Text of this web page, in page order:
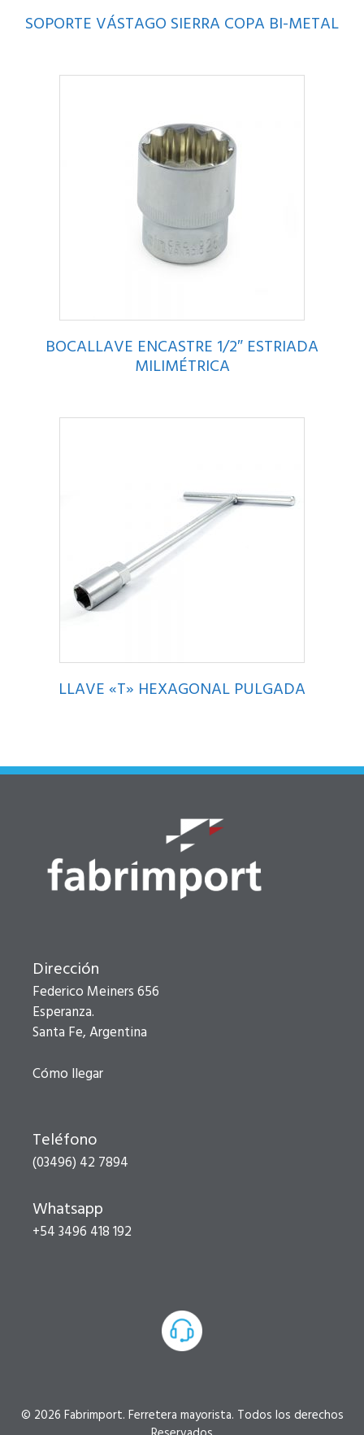
SOPORTE VÁSTAGO SIERRA COPA BI-METAL
BOCALLAVE ENCASTRE 1/2″ ESTRIADA
MILIMÉTRICA
LLAVE «T» HEXAGONAL PULGADA
Dirección
Federico Meiners 656
Esperanza.
Santa Fe, Argentina
Cómo llegar
Teléfono
(03496) 42 7894
Whatsapp
+54 3496 418 192
© 2026 Fabrimport. Ferretera mayorista. Todos los derechos